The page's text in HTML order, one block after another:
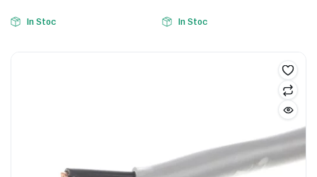
In Stoc In Stoc